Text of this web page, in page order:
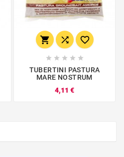
  
    
TUBERTINI PASTURA
MARE NOSTRUM
4,11 €